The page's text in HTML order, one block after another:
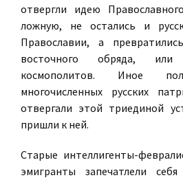
отвергли идею
ложную, не остались и
Православии, а
восточного обряда,
космополитов. Иное
многочисленных русских
отвергали этой триединой
пришли к ней.
Старые интеллигенты-
эмигранты запечатлели